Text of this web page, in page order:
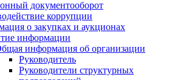
документооборот
коррупции
о закупках и аукционах
информации
информация об организации
Руководитель
Руководители структурных